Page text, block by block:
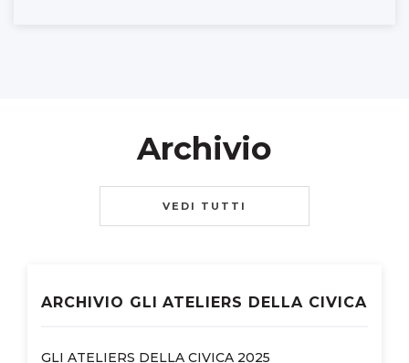
Archivio
VEDI TUTTI
ARCHIVIO GLI ATELIERS DELLA CIVICA
GLI ATELIERS DELLA CIVICA 2025